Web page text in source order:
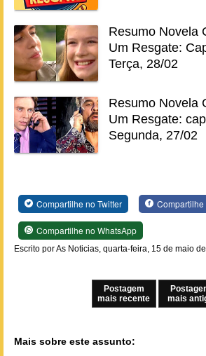
Resumo Novela
Um Resgate:
Terça, 28/02
Resumo Novela
Um Resgate:
Segunda, 27/02
Compartilhe no Twitter
Compartilhe no WhatsApp
Escrito por As Noticias, quarta-feira, 15 de maio
Postagem
mais recente
mais
Mais sobre este assunto: